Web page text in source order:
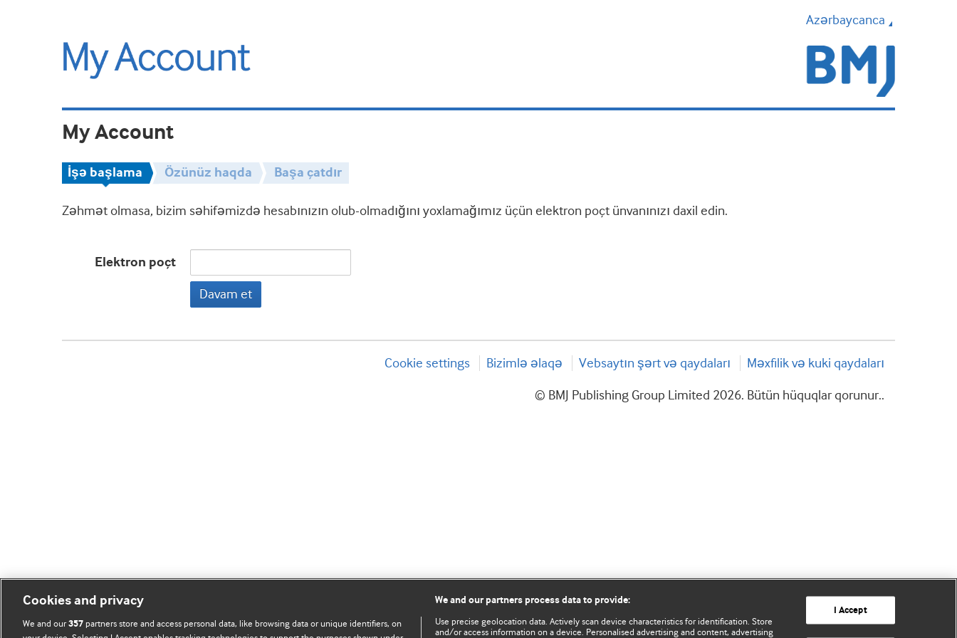
Azərbaycanca
My Account
İşə başlama Özünüz haqda Başa çatdır
Zəhmət olmasa, bizim səhifəmizdə hesabınızın olub-olmadığını yoxlamağımız üçün elektron poçt ünvanınızı daxil edin.
Elektron poçt
Davam et
Cookie settings Bizimlə əlaqə Vebsaytın şərt və qaydaları Məxfilik və kuki qaydaları
© BMJ Publishing Group Limited 2026. Bütün hüquqlar qorunur..
Cookies and privacy
We and our357 partners store and access personal data, like browsing data or unique identifiers, on
We and our partners process data to provide:
Use precise geolocation data. Actively scan device characteristics for identification. Store
and/or access information on a device. Personalised advertising and content, advertising
I Accept